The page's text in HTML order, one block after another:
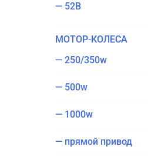
— 52В
МОТОР-КОЛЕ­СА
— 250/​350w
— 500w
— 1000w
— пря­мой привод